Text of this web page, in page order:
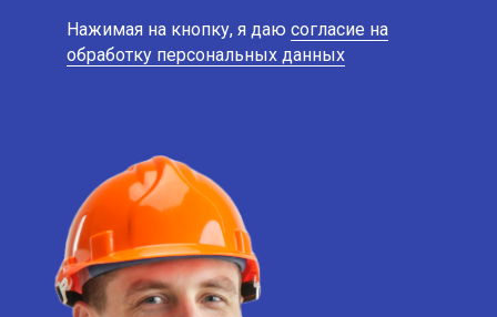
Нажимая на кнопку, я даю согласие на
обработку персональных данных